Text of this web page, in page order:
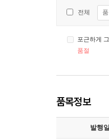
전체
포근하게
품절
품목정보
발행일